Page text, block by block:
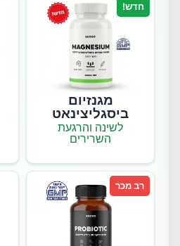
חדש!
מגנזיום
ביסגליצינאט
לשינה והרגעת
השרירים
רב מכר